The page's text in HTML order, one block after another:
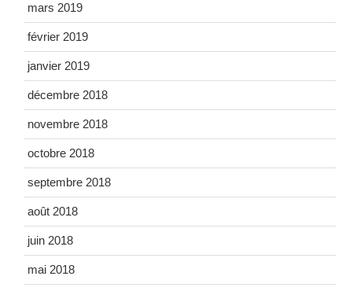
mars 2019
février 2019
janvier 2019
décembre 2018
novembre 2018
octobre 2018
septembre 2018
août 2018
juin 2018
mai 2018